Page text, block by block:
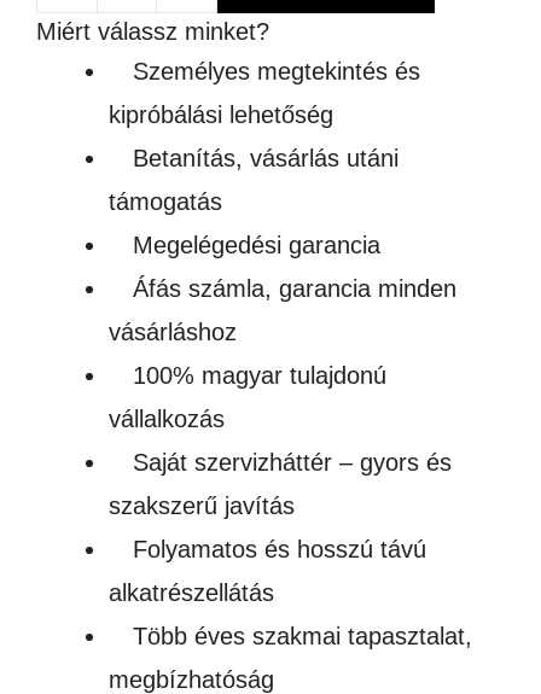
fém
kulcstartó
mennyiség
Miért válassz minket?
Személyes megtekintés és
kipróbálási lehetőség
Betanítás, vásárlás utáni
támogatás
Megelégedési garancia
Áfás számla, garancia minden
vásárláshoz
100% magyar tulajdonú
vállalkozás
Saját szervizháttér – gyors és
szakszerű javítás
Folyamatos és hosszú távú
alkatrészellátás
Több éves szakmai tapasztalat,
megbízhatóság